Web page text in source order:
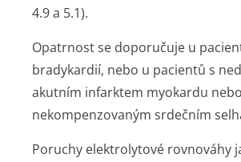
4.9 a 5.1).
Opatrnost se doporučuje u
bradykardií, nebo u pacientů s
akutním infarktem myokardu nebo
nekompenzovaným srdečním
Poruchy elektrolytové rovnováhy